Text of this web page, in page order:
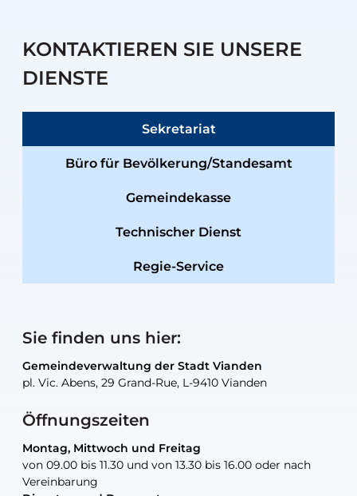
KONTAKTIEREN SIE UNSERE
DIENSTE
Sekretariat
Büro für Bevölkerung/Standesamt
Gemeindekasse
Technischer Dienst
Regie-Service
Sie finden uns hier:
Gemeindeverwaltung der Stadt Vianden
pl. Vic. Abens, 29 Grand-Rue, L-9410 Vianden
Öffnungszeiten
Montag, Mittwoch und Freitag
von 09.00 bis 11.30 und von 13.30 bis 16.00 oder nach
Vereinbarung
Gemeindeverwaltung der Stadt Vianden
pl. Vic. Abens, 29 Grand-Rue, L-9410 Vianden
Montag, Mittwoch und Freitag
von 09.00 bis 11.30 und von 13.30 bis 16.00 oder nach
Vereinbarung
Gemeindeverwaltung der Stadt Vianden
pl. Vic. Abens, 29 Grand-Rue, L-9410 Vianden
nur nach Vereinbarung
Gemeindeverwaltung der Stadt Vianden
pl. Vic. Abens, 29 Grand-Rue, L-9410 Vianden
nur nach Vereinbarung
Gemeindewerkstatt der Stadt Vianden
30, rue Neugarten, L-9422 Vianden
nur nach Vereinbarung